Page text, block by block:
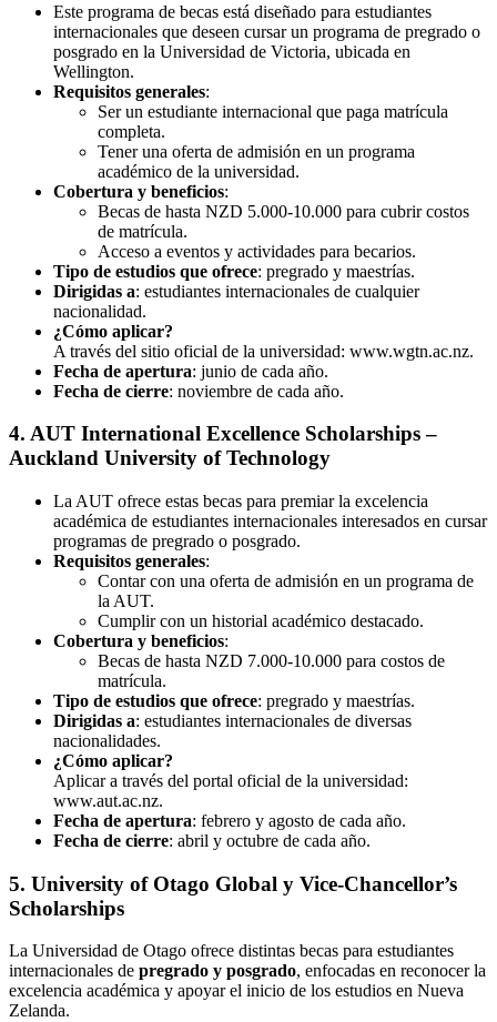
Este programa de becas está diseñado para estudiantes
internacionales que deseen cursar un programa de pregrado o
posgrado en la Universidad de Victoria, ubicada en
Wellington.
Requisitos generales:
Ser un estudiante internacional que paga matrícula
completa.
Tener una oferta de admisión en un programa
académico de la universidad.
Cobertura y beneficios:
Becas de hasta NZD 5.000-10.000 para cubrir costos
de matrícula.
Acceso a eventos y actividades para becarios.
Tipo de estudios que ofrece: pregrado y maestrías.
Dirigidas a: estudiantes internacionales de cualquier
nacionalidad.
¿Cómo aplicar?
A través del sitio oficial de la universidad: www.wgtn.ac.nz.
Fecha de apertura: junio de cada año.
Fecha de cierre: noviembre de cada año.
4. AUT International Excellence Scholarships –
Auckland University of Technology
La AUT ofrece estas becas para premiar la excelencia
académica de estudiantes internacionales interesados en cursar
programas de pregrado o posgrado.
Requisitos generales:
Contar con una oferta de admisión en un programa de
la AUT.
Cumplir con un historial académico destacado.
Cobertura y beneficios:
Becas de hasta NZD 7.000-10.000 para costos de
matrícula.
Tipo de estudios que ofrece: pregrado y maestrías.
Dirigidas a: estudiantes internacionales de diversas
nacionalidades.
¿Cómo aplicar?
Aplicar a través del portal oficial de la universidad:
www.aut.ac.nz.
Fecha de apertura: febrero y agosto de cada año.
Fecha de cierre: abril y octubre de cada año.
5. University of Otago Global y Vice-Chancellor’s
Scholarships
La Universidad de Otago ofrece distintas becas para estudiantes
internacionales de pregrado y posgrado, enfocadas en reconocer la
excelencia académica y apoyar el inicio de los estudios en Nueva
Zelanda.